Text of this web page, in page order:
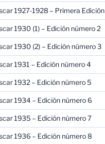
1927-1928 – Primera Edición
1930 (1) – Edición número 2
1930 (2) – Edición número 3
1931 – Edición número 4
1932 – Edición número 5
1934 – Edición número 6
1935 – Edición número 7
1936 – Edición número 8